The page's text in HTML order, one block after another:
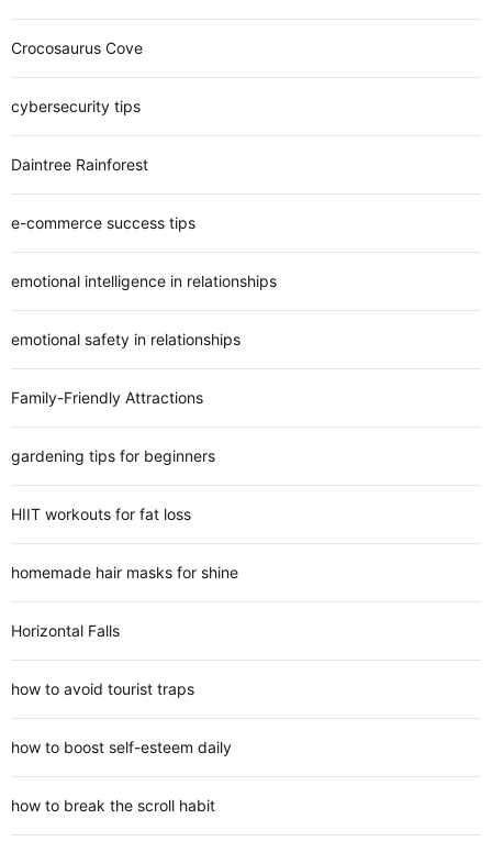
Crocosaurus Cove
cybersecurity tips
Daintree Rainforest
e-commerce success tips
emotional intelligence in relationships
emotional safety in relationships
Family-Friendly Attractions
gardening tips for beginners
HIIT workouts for fat loss
homemade hair masks for shine
Horizontal Falls
how to avoid tourist traps
how to boost self-esteem daily
how to break the scroll habit